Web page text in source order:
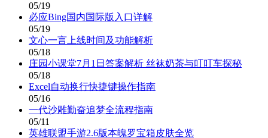
05/19
必应Bing国内国际版入口详解
05/19
文心一言上线时间及功能解析
05/18
庄园小课堂7月1日答案解析 丝袜奶茶与叮叮车探秘
05/18
Excel自动换行快捷键操作指南
05/16
一代沙雕勤奋追梦全流程指南
05/11
英雄联盟手游2.6版本魄罗宝箱皮肤全览